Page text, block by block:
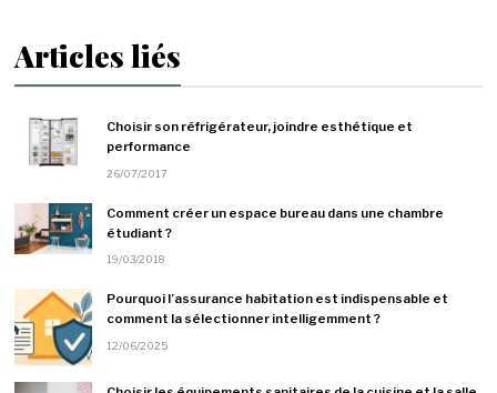
Articles liés
Choisir son réfrigérateur, joindre esthétique et
performance
26/07/2017
Comment créer un espace bureau dans une chambre
étudiant ?
19/03/2018
Pourquoi l’assurance habitation est indispensable et
comment la sélectionner intelligemment ?
12/06/2025